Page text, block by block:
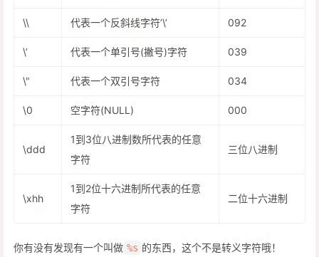
\\ 代表一个反斜线字符’\’ 092
\’ 代表一个单引号(撇号)字符 039
\" 代表一个双引号字符 034
\0 空字符(NULL) 000
\ddd
1到3位八进制数所代表的任意
字符
三位八进制
\xhh
1到2位十六进制所代表的任意
字符
二位十六进制
你有没有发现有一个叫做 %s 的东西，这个不是转义字符哦！